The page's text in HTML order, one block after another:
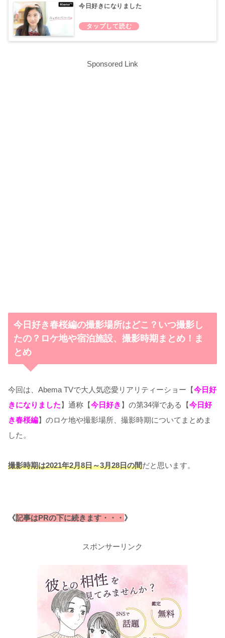
今日好きになりました
Sponsored Link
今日好き春桜編の撮影場所はどこ？いつ撮影し
たの？ロケ地や宿泊施設、撮影時期まとめ！ま
とめ
今回は、Abema TVで大人気恋愛リアリティーショー【今日好
きになりました】通称【今日好き 】の第34弾である【今日好
き春桜編】のロケ地や撮影場所、撮影時期についてまとめま
した。
撮影時期は2021年2月8日～3月28日の間だと思います。
《記事はPRの下に続きます・・・ 》
スポンサーリンク